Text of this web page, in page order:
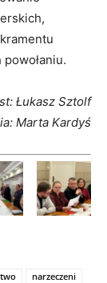
Łukasz Sztolf
Marta Kardyś
narzeczeni